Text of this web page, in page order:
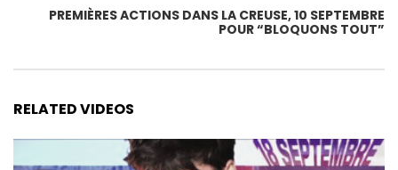
PREMIÈRES ACTIONS DANS LA CREUSE, 10 SEPTEMBRE
POUR “BLOQUONS TOUT”
RELATED VIDEOS